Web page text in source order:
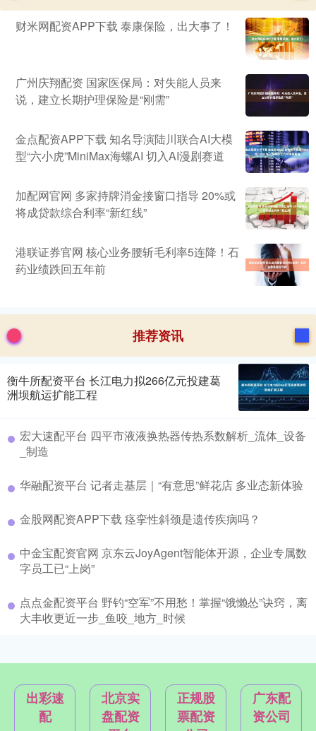
财米网配资APP下载 泰康保险，出大事了！
广州庆翔配资 国家医保局：对失能人员来
说，建立长期护理保险是“刚需”
金点配资APP下载 知名导演陆川联合AI大模
型“六小虎”MiniMax海螺AI 切入AI漫剧赛道
加配网官网 多家持牌消金接窗口指导 20%或
将成贷款综合利率“新红线”
港联证券官网 核心业务腰斩毛利率5连降！石
药业绩跌回五年前
推荐资讯
衡牛所配资平台 长江电力拟266亿元投建葛
洲坝航运扩能工程
宏大速配平台 四平市液液换热器传热系数解析_流体_设备
_制造
华融配资平台 记者走基层｜“有意思”鲜花店 多业态新体验
金股网配资APP下载 痉挛性斜颈是遗传疾病吗？
中金宝配资官网 京东云JoyAgent智能体开源，企业专属数
字员工已“上岗”
点点金配资平台 野钓“空军”不用愁！掌握“饿懒怂”诀窍，离
大丰收更近一步_鱼咬_地方_时候
出彩速
配
北京实
盘配资
正规股
票配资
广东配
资公司